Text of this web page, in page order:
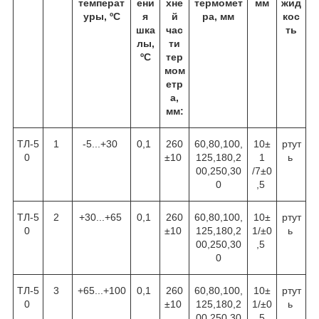
температ
уры, ºC
ени
я
шка
лы,
ºC
хне
й
час
ти
тер
мом
етр
а,
мм:
термомет
ра, мм
мм
жид
кос
ть
ТЛ-5
0
1 -5...+30 0,1
260
±10
60,80,100,
125,180,2
00,250,30
0
10±
1
/7±0
,5
ртут
ь
ТЛ-5
0
2 +30...+65 0,1
260
±10
60,80,100,
125,180,2
00,250,30
0
10±
1/±0
,5
ртут
ь
ТЛ-5
0
3 +65...+100 0,1
260
±10
60,80,100,
125,180,2
10±
1/±0
ртут
ь